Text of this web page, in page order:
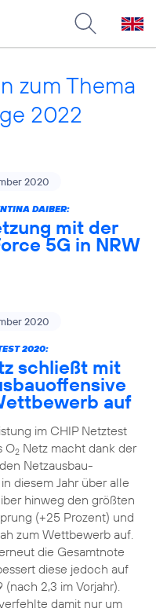
zum Thema
2022
2020
DAIBER:
mit der
5G in NRW
2020
2020:
schließt mit
auf
im CHIP Netztest
O2Netz macht dank der
Netzausbau-
diesem Jahr über alle
hinweg den größten
(+25 Prozent) und
zum Wettbewerb auf.
die Gesamtnote
diese jedoch auf
(nach 2,3 im Vorjahr).
damit nur um